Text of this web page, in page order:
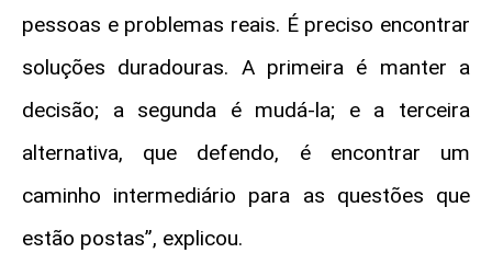
pessoas e problemas reais. É preciso encontrar
soluções duradouras. A primeira é manter a
decisão; a segunda é mudá-la; e a terceira
alternativa, que defendo, é encontrar um
caminho intermediário para as questões que
estão postas”, explicou.